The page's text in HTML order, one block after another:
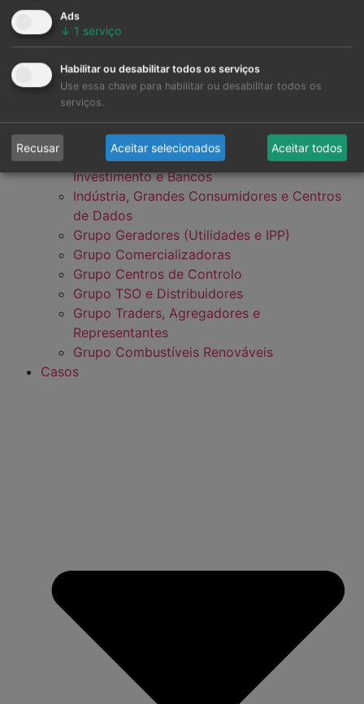
Grupo de Desenvolvedores, Fundos de
Investimento e Bancos
Indústria, Grandes Consumidores e Centros
de Dados
Grupo Geradores (Utilidades e IPP)
Grupo Comercializadoras
Grupo Centros de Controlo
Grupo TSO e Distribuidores
Grupo Traders, Agregadores e
Representantes
Grupo Combustíveis Renováveis
Casos
Ads
↓ 1 serviço
Habilitar ou desabilitar todos os serviços
Use essa chave para habilitar ou desabilitar todos os
serviços.
Recusar Aceitar selecionados Aceitar todos